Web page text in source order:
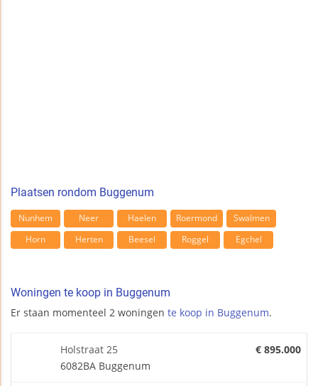
Plaatsen rondom Buggenum
Nunhem Neer Haelen Roermond
Swalmen
Horn
Herten Beesel Roggel Egchel
Woningen te koop in Buggenum
Er staan momenteel 2 woningen te koop in Buggenum.
Holstraat 25
6082BA Buggenum
€ 895.000